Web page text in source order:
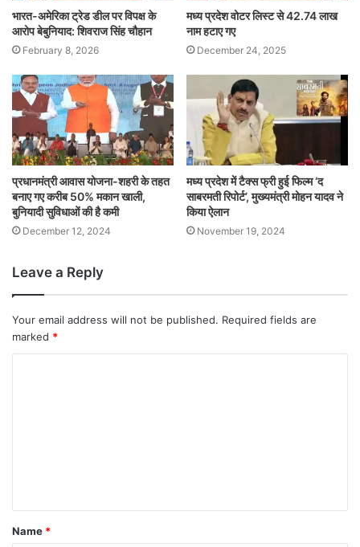
भारत-अमेरिका ट्रेड डील पर विपक्ष के
आरोप बेबुनियाद: शिवराज सिंह चौहान
February 8, 2026
मध्य प्रदेश वोटर लिस्ट से 42.74 लाख
नाम हटाए गए
December 24, 2025
प्रधानमंत्री आवास योजना-शहरी के तहत
बनाए गए करीब 50% मकान खाली,
बुनियादी सुविधाओं की है कमी
December 12, 2024
मध्य प्रदेश में टैक्स फ्री हुई फिल्म ‘द
साबरमती रिपोर्ट’, मुख्यमंत्री मोहन यादव ने
किया ऐलान
November 19, 2024
Leave a Reply
Your email address will not be published. Required fields are
marked *
Name *